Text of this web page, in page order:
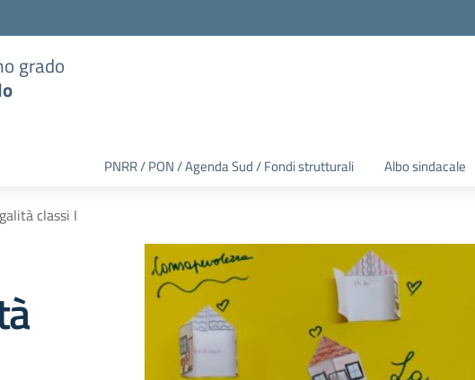
grado
PNRR / PON / Agenda Sud / Fondi strutturali Albo sindacale
classi I